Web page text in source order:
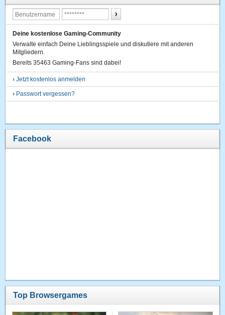
Deine kostenlose Gaming-Community
Verwalte einfach Deine Lieblingsspiele und diskutiere mit anderen
Mitgliedern.
Bereits 35463 Gaming-Fans sind dabei!
›Jetzt kostenlos anmelden
› Passwort vergessen?
Facebook
Top Browsergames